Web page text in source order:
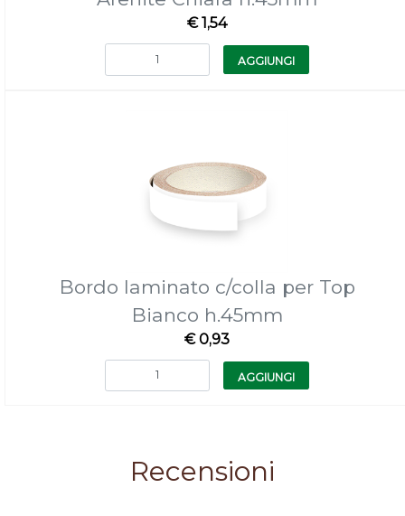
€ 1,54
Quantità
AGGIUNGI
Bordo laminato c/colla per Top
Bianco h.45mm
€ 0,93
Quantità
AGGIUNGI
Recensioni